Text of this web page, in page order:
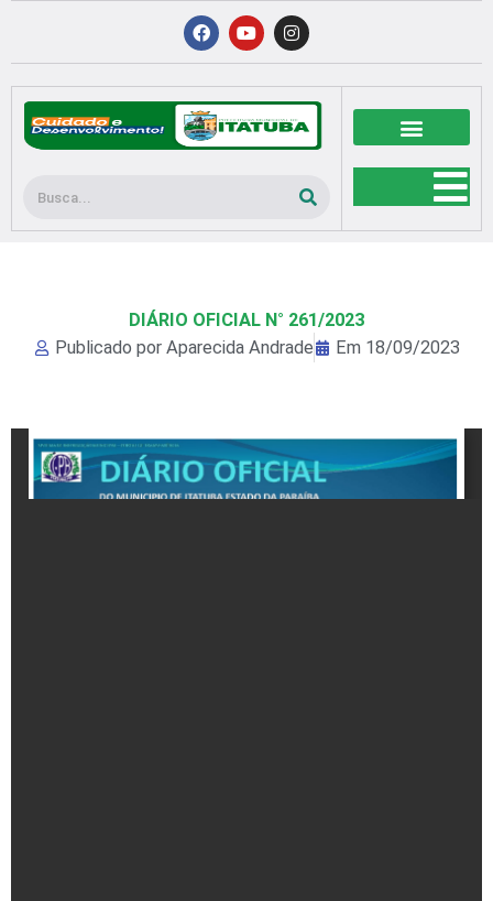
conteúdo
F
a
c
b
o
o
k
Y
o
u
u
b
e
I
n
s
a
g
r
a
Pesquisar
DIÁRIO OFICIAL N° 261/2023
Publicado por Aparecida Andrade Em 18/09/2023